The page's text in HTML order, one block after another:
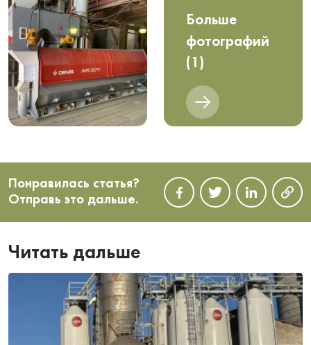
Больше
фотографий
(1)
Понравилась статья?
Отправь это дальше.
Читать дальше